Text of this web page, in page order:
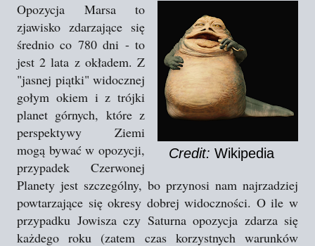
Credit: Wikipedia
Opozycja Marsa to
zjawisko zdarzające się
średnio co 780 dni - to
jest 2 lata z okładem. Z
"jasnej piątki" widocznej
gołym okiem i z trójki
planet górnych, które z
perspektywy Ziemi
mogą bywać w opozycji,
przypadek Czerwonej
Planety jest szczególny, bo przynosi nam najrzadziej
powtarzające się okresy dobrej widoczności. O ile w
przypadku Jowisza czy Saturna opozycja zdarza się
każdego roku (zatem czas korzystnych warunków